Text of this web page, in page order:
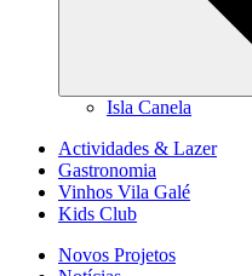
Isla Canela
Actividades & Lazer
Gastronomia
Vinhos Vila Galé
Kids Club
Novos Projetos